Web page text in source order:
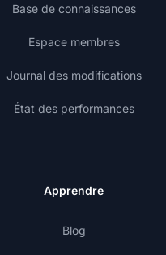
Base de connaissances
Espace membres
Journal des modifications
État des performances
Apprendre
Blog